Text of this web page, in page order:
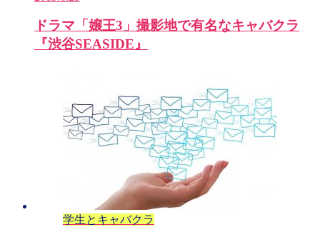
ドラマ「嬢王3」撮影地で有名なキャバクラ
『渋谷SEASIDE』
学生とキャバクラ